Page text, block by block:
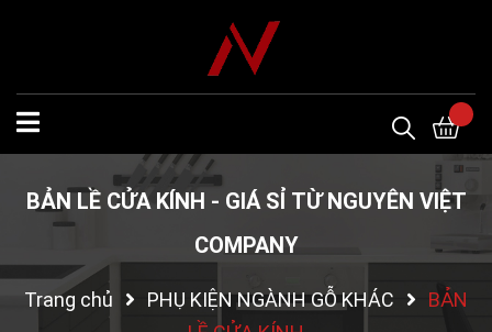
BẢN LỀ CỬA KÍNH - GIÁ SỈ TỪ NGUYÊN VIỆT
COMPANY
Trang chủ PHỤ KIỆN NGÀNH GỖ KHÁC
BẢN